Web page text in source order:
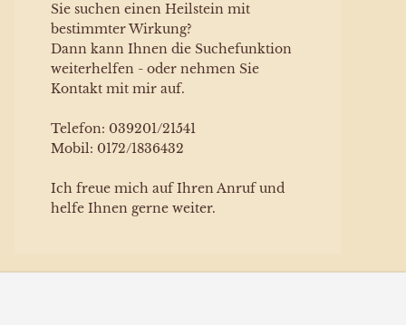
Sie suchen einen Heilstein mit
bestimmter Wirkung?
Dann kann Ihnen die Suchefunktion
weiterhelfen - oder nehmen Sie
Kontakt mit mir auf.
Telefon: 039201/21541
Mobil: 0172/1836432
Ich freue mich auf Ihren Anruf und
helfe Ihnen gerne weiter.